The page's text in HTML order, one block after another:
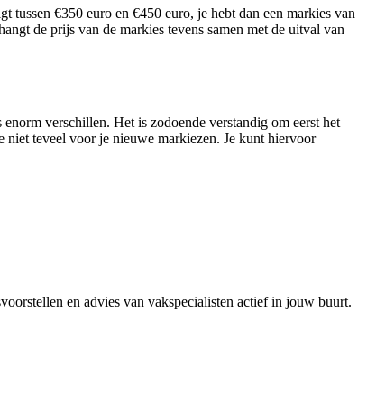
€350 euro en €450 euro, je hebt dan een markies van
de prijs van de markies tevens samen met de uitval van
verschillen. Het is zodoende verstandig om eerst het
niet teveel voor je nieuwe markiezen. Je kunt hiervoor
en advies van vakspecialisten actief in jouw buurt.